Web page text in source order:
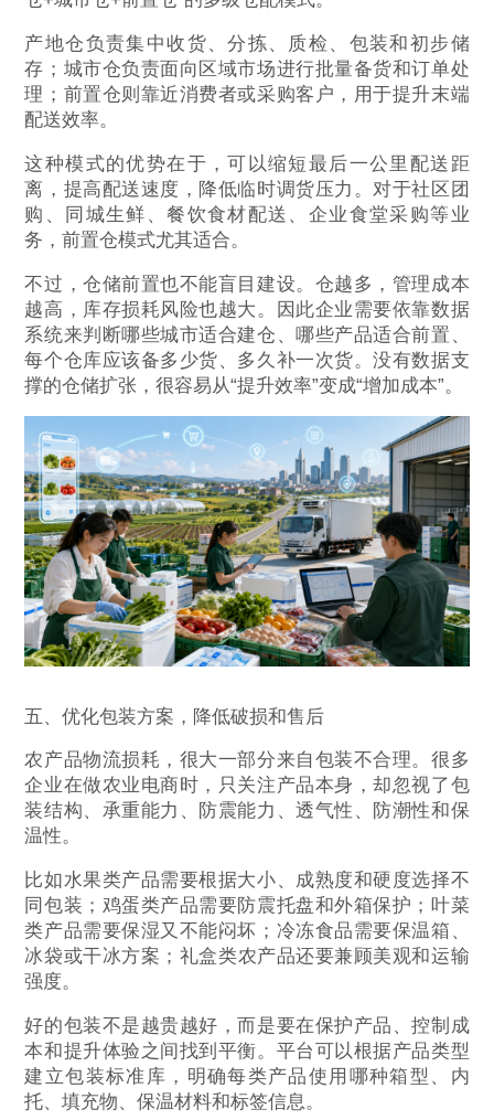
产地仓负责集中收货、分拣、质检、包装和初步储
存；城市仓负责面向区域市场进行批量备货和订单处
理；前置仓则靠近消费者或采购客户，用于提升末端
配送效率。
这种模式的优势在于，可以缩短最后一公里配送距
离，提高配送速度，降低临时调货压力。对于社区团
购、同城生鲜、餐饮食材配送、企业食堂采购等业
务，前置仓模式尤其适合。
不过，仓储前置也不能盲目建设。仓越多，管理成本
越高，库存损耗风险也越大。因此企业需要依靠数据
系统来判断哪些城市适合建仓、哪些产品适合前置、
每个仓库应该备多少货、多久补一次货。没有数据支
撑的仓储扩张，很容易从“提升效率”变成“增加成本”。
五、优化包装方案，降低破损和售后
农产品物流损耗，很大一部分来自包装不合理。很多
企业在做农业电商时，只关注产品本身，却忽视了包
装结构、承重能力、防震能力、透气性、防潮性和保
温性。
比如水果类产品需要根据大小、成熟度和硬度选择不
同包装；鸡蛋类产品需要防震托盘和外箱保护；叶菜
类产品需要保湿又不能闷坏；冷冻食品需要保温箱、
冰袋或干冰方案；礼盒类农产品还要兼顾美观和运输
强度。
好的包装不是越贵越好，而是要在保护产品、控制成
本和提升体验之间找到平衡。平台可以根据产品类型
建立包装标准库，明确每类产品使用哪种箱型、内
托、填充物、保温材料和标签信息。